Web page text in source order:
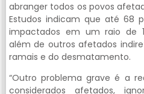
abranger todos os povos
Estudos indicam que até 68
impactados em um raio de
além de outros afetados
ramais e do desmatamento.
“Outro problema grave é a
considerados afetados,